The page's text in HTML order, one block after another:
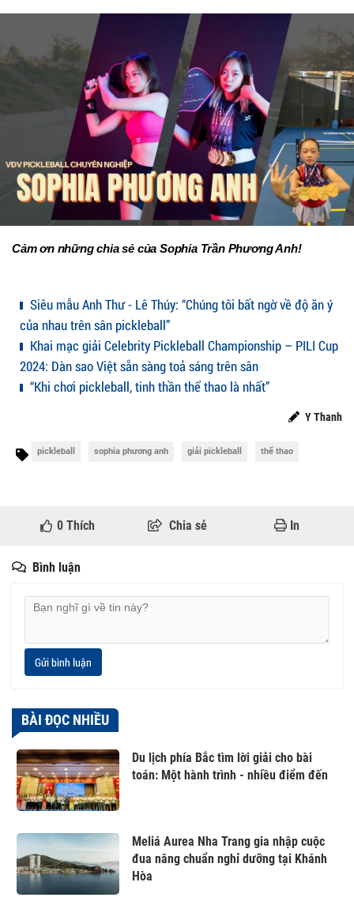
Cảm ơn những chia sẻ của Sophia Trần Phương Anh!
Siêu mẫu Anh Thư - Lê Thúy: “Chúng tôi bất ngờ về độ ăn ý
của nhau trên sân pickleball”
Khai mạc giải Celebrity Pickleball Championship – PILI Cup
2024: Dàn sao Việt sẵn sàng toả sáng trên sân
“Khi chơi pickleball, tinh thần thể thao là nhất”
Y Thanh
pickleball sophia phương anh giải pickleball thể thao
0Thích Chia sẻ In
Bình luận
Gửi bình luận
BÀI ĐỌC NHIỀU
Du lịch phía Bắc tìm lời giải cho bài
toán: Một hành trình - nhiều điểm đến
Meliá Aurea Nha Trang gia nhập cuộc
đua nâng chuẩn nghỉ dưỡng tại Khánh
Hòa